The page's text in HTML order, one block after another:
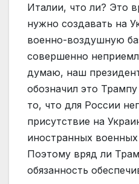
Италии, что ли? Это
нужно создавать на
военно-воздушную
совершенно
думаю, наш
обозначил это
то, что для России
присутствие на
иностранных
Поэтому вряд ли
обязанность